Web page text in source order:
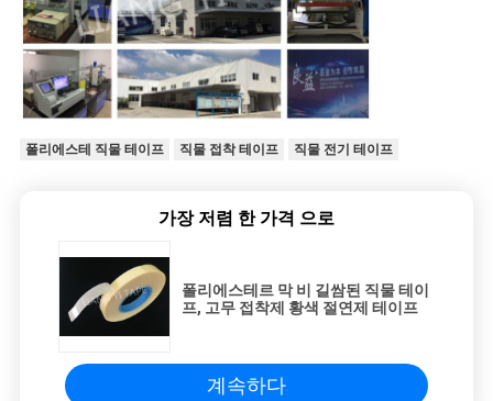
폴리에스테 직물 테이프 직물 접착 테이프 직물 전기 테이프
가장 저렴 한 가격 으로
폴리에스테르 막 비 길쌈된 직물 테이
프, 고무 접착제 황색 절연제 테이프
계속하다